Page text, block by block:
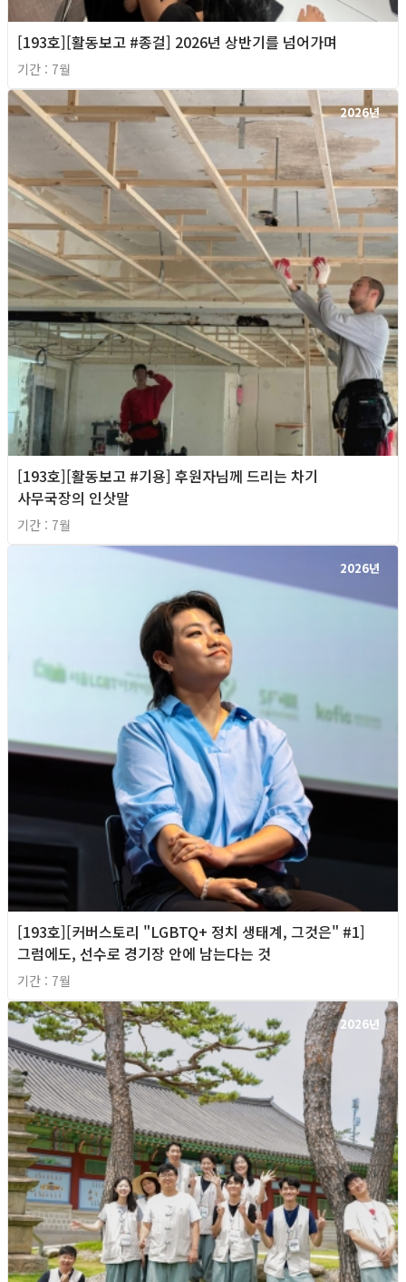
[193호][활동보고 #종걸] 2026년 상반기를 넘어가며
기간 : 7월
2026년
[193호][활동보고 #기용] 후원자님께 드리는 차기
사무국장의 인삿말
기간 : 7월
2026년
[193호][커버스토리 "LGBTQ+ 정치 생태계, 그것은" #1]
그럼에도, 선수로 경기장 안에 남는다는 것
기간 : 7월
2026년